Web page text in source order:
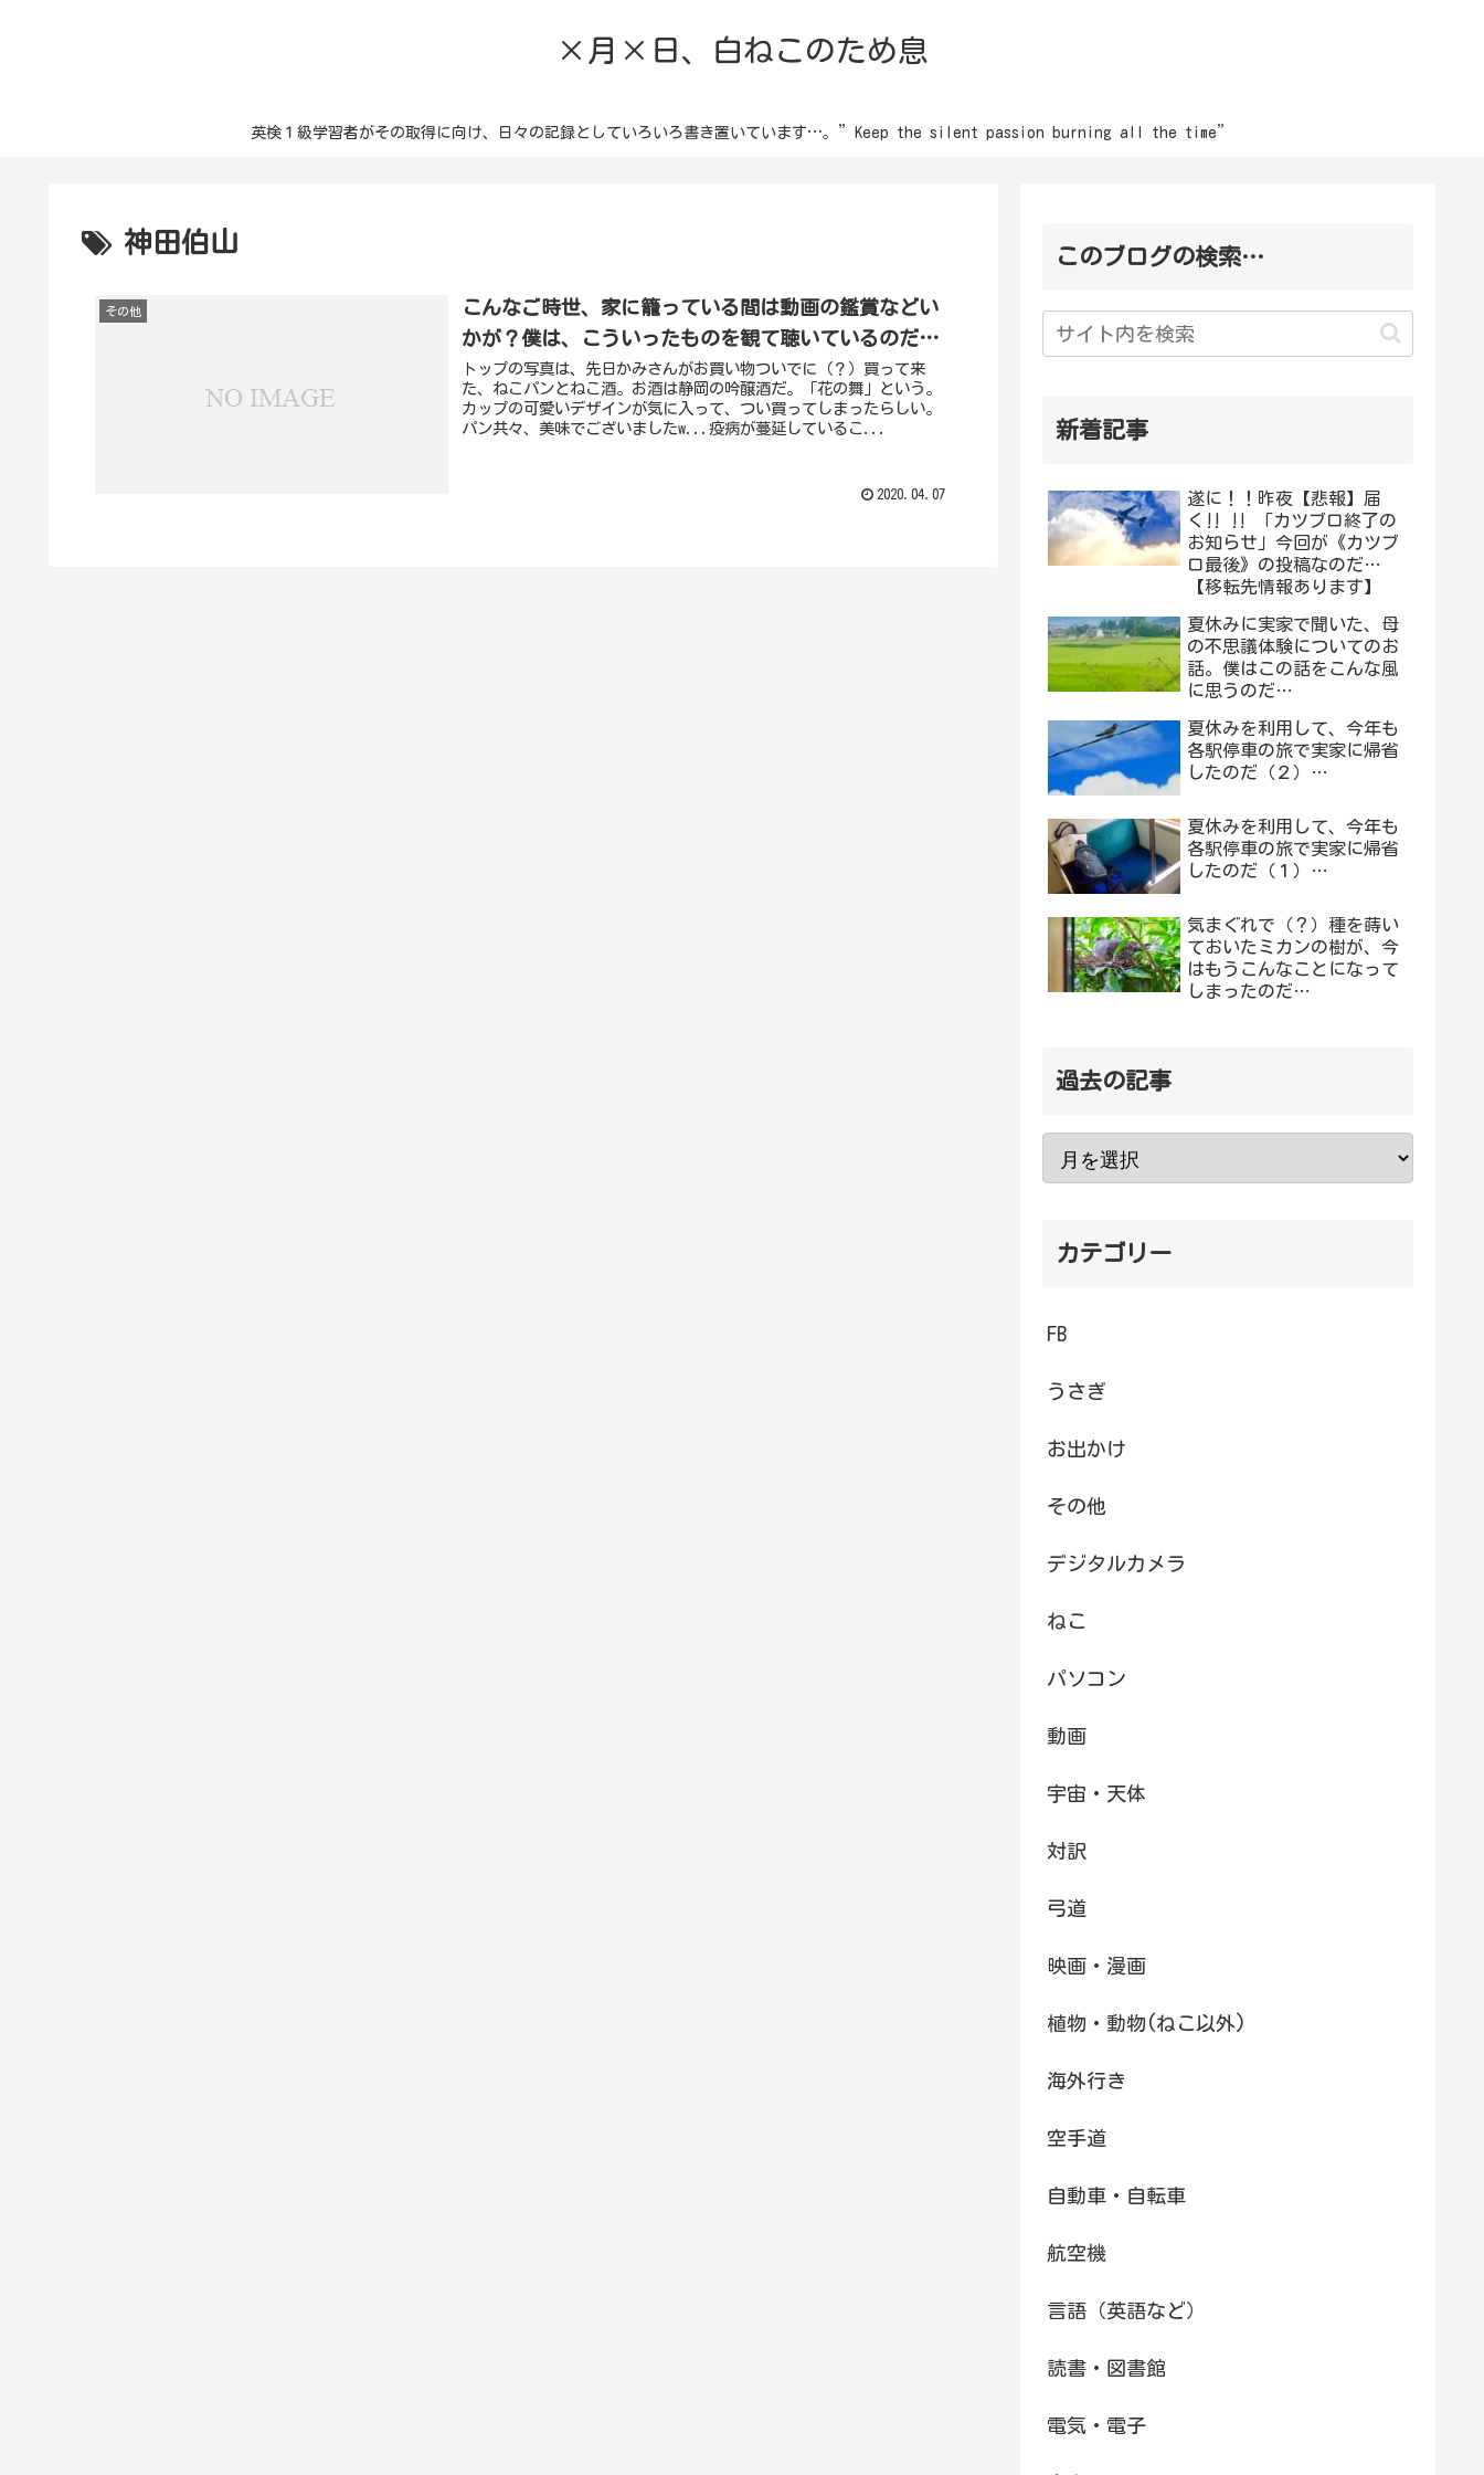
×月×日、白ねこのため息
英検１級学習者がその取得に向け、日々の記録としていろいろ書き置いています…。”Keep the silent passion burning all the time”
神田伯山
その他
こんなご時世、家に籠っている間は動画の鑑賞などい
かが？僕は、こういったものを観て聴いているのだ…
トップの写真は、先日かみさんがお買い物ついでに（？）買って来
た、ねこパンとねこ酒。お酒は静岡の吟醸酒だ。「花の舞」という。
カップの可愛いデザインが気に入って、つい買ってしまったらしい。
パン共々、美味でございましたw...疫病が蔓延しているこ...
2020.04.07
このブログの検索…
新着記事
遂に！！昨夜【悲報】届
く‼︎ ‼︎ 「カツブロ終了の
お知らせ」今回が《カツブ
ロ最後》の投稿なのだ…
【移転先情報あります】
夏休みに実家で聞いた、母
の不思議体験についてのお
話。僕はこの話をこんな風
に思うのだ…
夏休みを利用して、今年も
各駅停車の旅で実家に帰省
したのだ（２）…
夏休みを利用して、今年も
各駅停車の旅で実家に帰省
したのだ（１）…
気まぐれで（？）種を蒔い
ておいたミカンの樹が、今
はもうこんなことになって
しまったのだ…
過去の記事
カテゴリー
FB
うさぎ
お出かけ
その他
デジタルカメラ
ねこ
パソコン
動画
宇宙・天体
対訳
弓道
映画・漫画
植物・動物(ねこ以外)
海外行き
空手道
自動車・自転車
航空機
言語（英語など）
読書・図書館
電気・電子